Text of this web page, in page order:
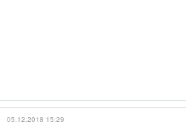
05.12.2018 15:29